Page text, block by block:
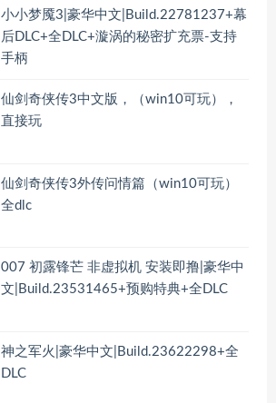
小小梦魇3|豪华中文|Build.22781237+幕
后DLC+全DLC+漩涡的秘密扩充票-支持
手柄
仙剑奇侠传3中文版，（win10可玩），
直接玩
仙剑奇侠传3外传问情篇（win10可玩）
全dlc
007 初露锋芒 非虚拟机 安装即撸|豪华中
文|Build.23531465+预购特典+全DLC
神之军火|豪华中文|Build.23622298+全
DLC